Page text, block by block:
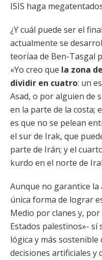
ISIS haga
¿Y cuál puede ser el
actualmente se
teoríaa de Ben-Tasgal
«Yo creo que la zona
dividir en cuatro: un
Asad, o por alguien de
en la parte de la costa;
es que no se pelean
el sur de Irak, que
parte de Irán; y el
kurdo en el norte de
Aunque no garantice la
única forma de lograr
Medio por clanes y,
Estados palestinos»- sí
lógica y más
decisiones artificiales y